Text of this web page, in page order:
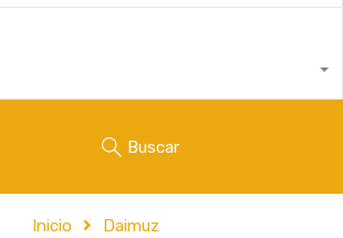
Buscar
Inicio Daimuz